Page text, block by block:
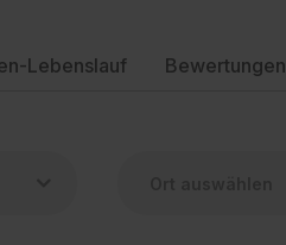
Lebenslauf Bewertungen